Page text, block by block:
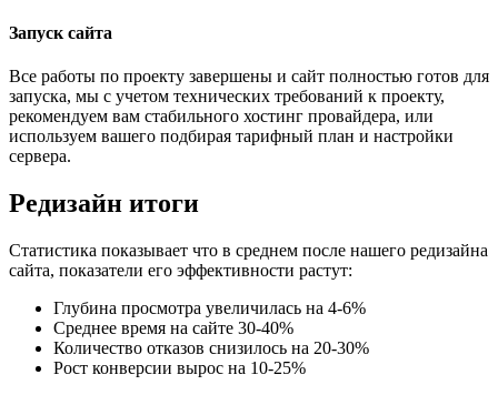
Запуск сайта
Все работы по проекту завершены и сайт полностью готов для
запуска, мы с учетом технических требований к проекту,
рекомендуем вам стабильного хостинг провайдера, или
используем вашего подбирая тарифный план и настройки
сервера.
Редизайн итоги
Статистика показывает что в среднем после нашего редизайна
сайта, показатели его эффективности растут:
Глубина просмотра увеличилась на 4-6%
Среднее время на сайте 30-40%
Количество отказов снизилось на 20-30%
Рост конверсии вырос на 10-25%